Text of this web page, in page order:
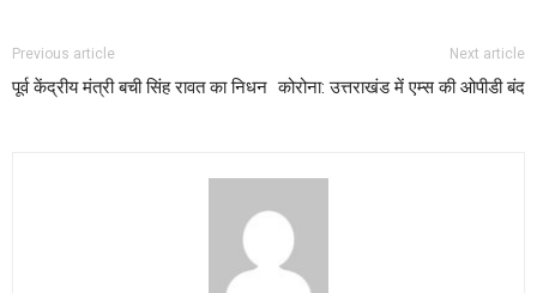
Previous article
पूर्व केंद्रीय मंत्री बची सिंह रावत का निधन
Next article
कोरोना: उत्तराखंड में एम्स की ओपीडी बंद